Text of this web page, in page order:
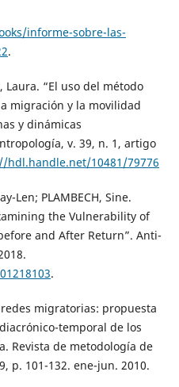
informe-sobre-las-
.
Laura. “El uso del método
migración y la movilidad
y dinámicas
v. 39, n. 1, artigo
hdl.handle.net/10481/79776
Len; PLAMBECH, Sine.
the Vulnerability of
and After Return”. Anti-
.
redes migratorias: propuesta
temporal de los
Revista de metodología de
p. 101-132. ene-jun. 2010.